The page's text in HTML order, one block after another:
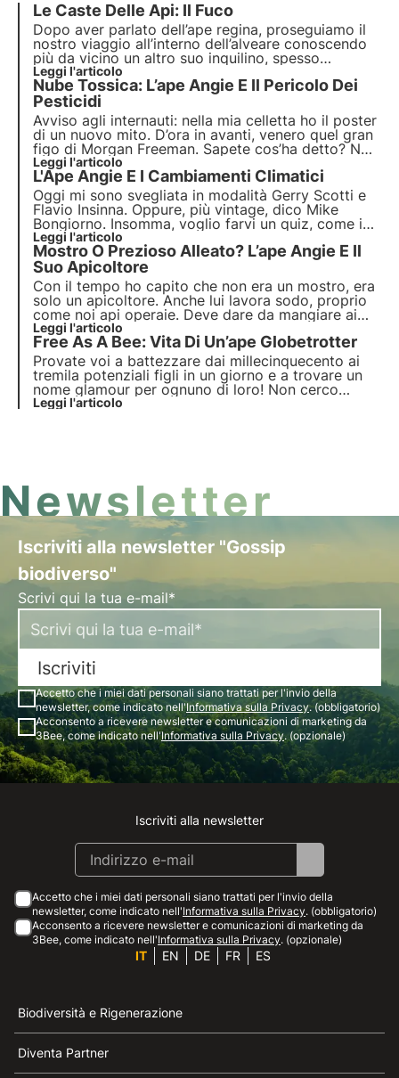
Le Caste Delle Api: Il Fuco
Dopo aver parlato dell’ape regina, proseguiamo il
nostro viaggio all’interno dell’alveare conoscendo
più da vicino un altro suo inquilino, spesso
dimenticato dai più per la sua estraneità al
processo di produzione di miele e di conduzione
dell’alveare. Stiamo parlando del fuco, il maschio
dell'ape.
Leggi l'articolo
Nube Tossica: L’ape Angie E Il Pericolo Dei
Pesticidi
Avviso agli internauti: nella mia celletta ho il poster
di un nuovo mito. D’ora in avanti, venero quel gran
figo di Morgan Freeman. Sapete cos’ha detto? No,
non sto parlando del solito discorsetto di
circostanza dell’Oscar. Lui, poco tempo fa, ha
parlato proprio di noi, della nostra famiglia!
Leggi l'articolo
L'Ape Angie E I Cambiamenti Climatici
Oggi mi sono svegliata in modalità Gerry Scotti e
Flavio Insinna. Oppure, più vintage, dico Mike
Bongiorno. Insomma, voglio farvi un quiz, come in
televisione: se anziché essere un’ape fossi una
stagione, secondo voi quale sarei?
Leggi l'articolo
Mostro O Prezioso Alleato? L’ape Angie E Il
Suo Apicoltore
Con il tempo ho capito che non era un mostro, era
solo un apicoltore. Anche lui lavora sodo, proprio
come noi api operaie. Deve dare da mangiare ai
suoi ragazzini. Vende il nostro miele, ma ci cura
con amore, ci guarisce dai parassiti. Insomma, oggi
lo considero quasi fosse un parente.
Leggi l'articolo
Free As A Bee: Vita Di Un’ape Globetrotter
Provate voi a battezzare dai millecinquecento ai
tremila potenziali figli in un giorno e a trovare un
nome glamour per ognuno di loro! Non cerco
scuse, ma voglio spiegarvi perché mia madre, l’ape
Leggi l'articolo
Newsletter
Iscriviti alla newsletter "Gossip
biodiverso"
Scrivi qui la tua e-mail*
Iscriviti
Accetto che i miei dati personali siano trattati per l'invio della
newsletter, come indicato nell'Informativa sulla Privacy. (obbligatorio)
Acconsento a ricevere newsletter e comunicazioni di marketing da
3Bee, come indicato nell'Informativa sulla Privacy. (opzionale)
Instagram
Facebook
Linkedin
Youtube
Iscriviti alla newsletter
Accetto che i miei dati personali siano trattati per l'invio della
newsletter, come indicato nell'Informativa sulla Privacy. (obbligatorio)
Acconsento a ricevere newsletter e comunicazioni di marketing da
3Bee, come indicato nell'Informativa sulla Privacy. (opzionale)
IT EN DE FR ES
Biodiversità e Rigenerazione
Diventa Partner